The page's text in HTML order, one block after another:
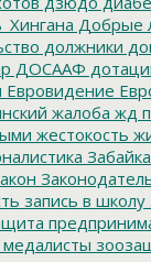
Добрые
должники
ДОСААФ
Евровидение
жалоба жд
жестокость
запись в школу